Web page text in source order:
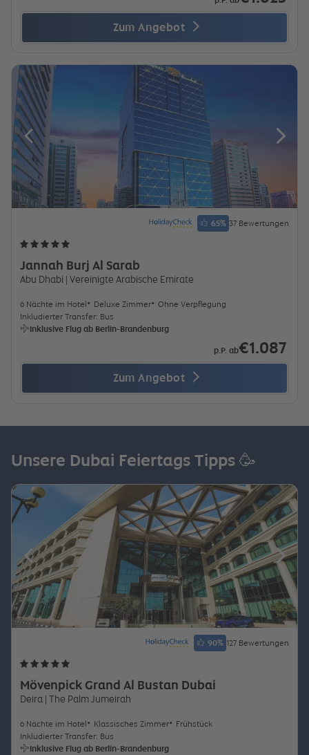
Zum Angebot
Jannah Burj Al Sarab
Abu Dhabi | Vereinigte Arabische Emirate
65% 37 Bewertungen
6 Nächte im Hotel Deluxe Zimmer
Ohne Verpflegung
Inkludierter Transfer: Bus
Inklusive Flug ab Berlin-Brandenburg
p.P. ab€1.087
Zum Angebot
Unsere Dubai Feiertags Tipps 🥳
Mövenpick Grand Al Bustan Dubai
Deira | The Palm Jumeirah
90% 127 Bewertungen
6 Nächte im Hotel Klassisches Zimmer
Frühstück
Inkludierter Transfer: Bus
Inklusive Flug ab Berlin-Brandenburg